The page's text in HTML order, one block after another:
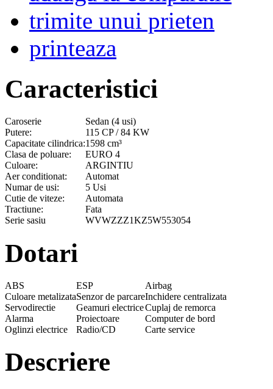
trimite unui prieten
printeaza
Caracteristici
Caroserie
Sedan (4 usi)
Putere:
115 CP / 84 KW
Capacitate cilindrica:1598 cm³
Clasa de poluare:
EURO 4
Culoare:
ARGINTIU
Aer conditionat:
Automat
Numar de usi:
5 Usi
Cutie de viteze:
Automata
Tractiune:
Fata
Serie sasiu
WVWZZZ1KZ5W553054
Dotari
ABS ESP
Airbag
Culoare metalizataSenzor de parcareInchidere centralizata
Servodirectie
Geamuri electriceCuplaj de remorca
Alarma
Proiectoare
Computer de bord
Oglinzi electrice
Radio/CD Carte service
Descriere